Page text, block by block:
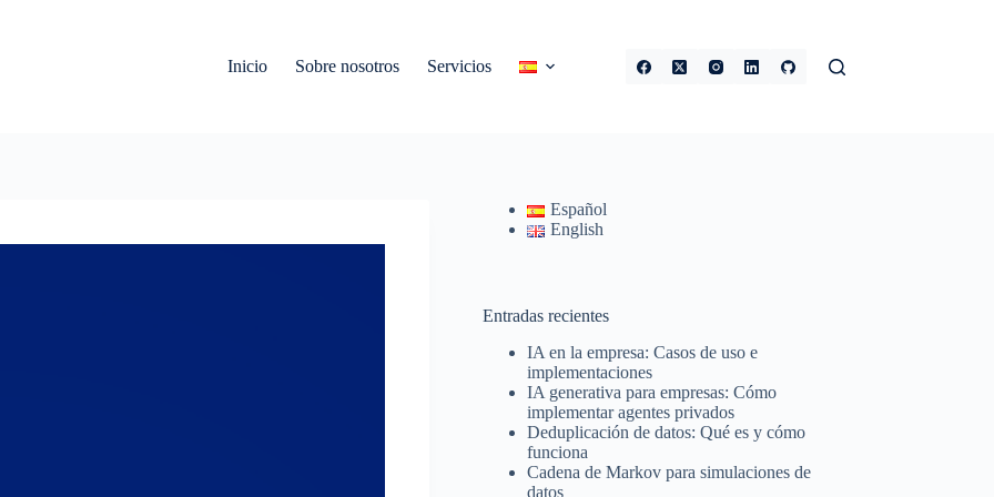
Inicio
Sobre nosotros Servicios
Español
English
Entradas recientes
IA en la empresa: Casos de uso e
implementaciones
IA generativa para empresas: Cómo
implementar agentes privados
Deduplicación de datos: Qué es y cómo
funciona
Cadena de Markov para simulaciones de
datos